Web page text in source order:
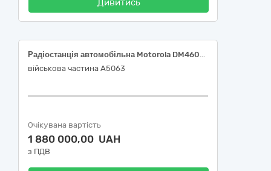
Дивитись
Радіостанція автомобільна Motorola DM4601e VHF потужністю 45Вт з ліцензією AES 256
військова частина А5063
Очікувана вартість
1 880 000,00 UAH
з ПДВ